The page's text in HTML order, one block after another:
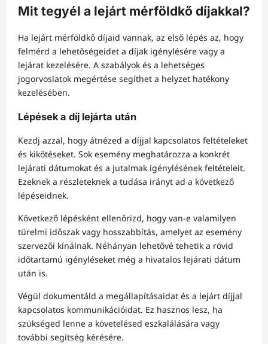
Mit tegyél a lejárt mérföldkő díjakkal?
Ha lejárt mérföldkő díjaid vannak, az első lépés az, hogy
felmérd a lehetőségeidet a díjak igénylésére vagy a
lejárat kezelésére. A szabályok és a lehetséges
jogorvoslatok megértése segíthet a helyzet hatékony
kezelésében.
Lépések a díj lejárta után
Kezdj azzal, hogy átnézed a díjjal kapcsolatos feltételeket
és kikötéseket. Sok esemény meghatározza a konkrét
lejárati dátumokat és a jutalmak igénylésének feltételeit.
Ezeknek a részleteknek a tudása irányt ad a következő
lépéseidnek.
Következő lépésként ellenőrizd, hogy van-e valamilyen
türelmi időszak vagy hosszabbítás, amelyet az esemény
szervezői kínálnak. Néhányan lehetővé tehetik a rövid
időtartamú igényléseket még a hivatalos lejárati dátum
után is.
Végül dokumentáld a megállapításaidat és a lejárt díjjal
kapcsolatos kommunikációidat. Ez hasznos lesz, ha
szükséged lenne a követelésed eszkalálására vagy
további segítség kérésére.